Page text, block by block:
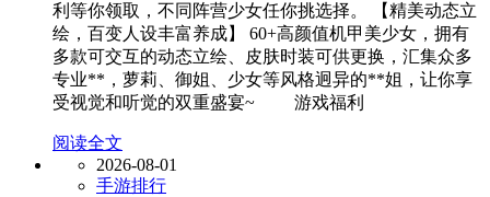
利等你领取，不同阵营少女任你挑选择。 【精美动态立
绘，百变人设丰富养成】 60+高颜值机甲美少女，拥有
多款可交互的动态立绘、皮肤时装可供更换，汇集众多
专业**，萝莉、御姐、少女等风格迥异的**姐，让你享
受视觉和听觉的双重盛宴~ 游戏福利
阅读全文
2026-08-01
手游排行